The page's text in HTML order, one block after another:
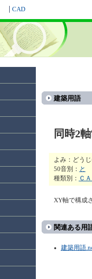
CAD
建築用語
同時2
よみ：どう
50音別： と
種類別： Ｃ
XY軸で構成
関連ある用
建築用語